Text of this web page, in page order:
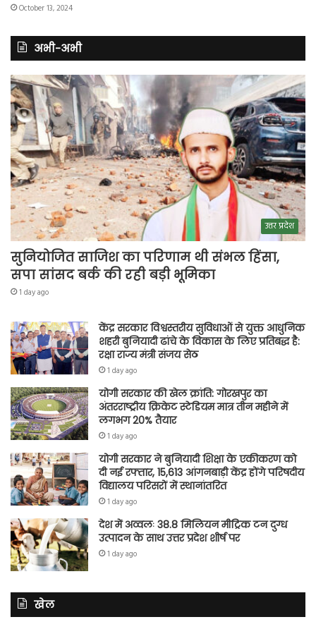
October 13, 2024
अभी-अभी
उत्तर प्रदेश
सुनियोजित साजिश का परिणाम थी संभल हिंसा,
सपा सांसद बर्क की रही बड़ी भूमिका
1 day ago
केंद्र सरकार विश्वस्तरीय सुविधाओं से युक्त आधुनिक
शहरी बुनियादी ढांचे के विकास के लिए प्रतिबद्ध है:
रक्षा राज्य मंत्री संजय सेठ
1 day ago
योगी सरकार की खेल क्रांति: गोरखपुर का
अंतरराष्ट्रीय क्रिकेट स्टेडियम मात्र तीन महीने में
लगभग 20% तैयार
1 day ago
योगी सरकार ने बुनियादी शिक्षा के एकीकरण को
दी नई रफ्तार, 15,613 आंगनबाड़ी केंद्र होंगे परिषदीय
विद्यालय परिसरों में स्थानांतरित
1 day ago
देश में अव्वलः 38.8 मिलियन मीट्रिक टन दुग्ध
उत्पादन के साथ उत्तर प्रदेश शीर्ष पर
1 day ago
खेल